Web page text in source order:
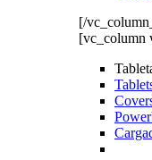
[/
[vc_column